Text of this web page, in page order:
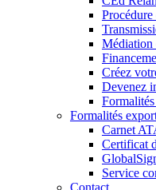
Médiation
Créez
Devenez
Formalités
Carnet
Certificat
Service
Contact